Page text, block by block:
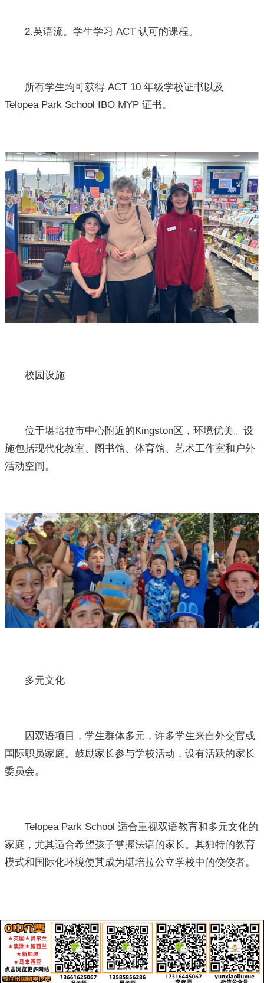
2.英语流。学生学习 ACT 认可的课程。
所有学生均可获得 ACT 10 年级学校证书以及
Telopea Park School IBO MYP 证书。
校园设施
位于堪培拉市中心附近的Kingston区，环境优美。设
施包括现代化教室、图书馆、体育馆、艺术工作室和户外
活动空间。
多元文化
因双语项目，学生群体多元，许多学生来自外交官或
国际职员家庭。鼓励家长参与学校活动，设有活跃的家长
委员会。
Telopea Park School 适合重视双语教育和多元文化的
家庭，尤其适合希望孩子掌握法语的家长。其独特的教育
模式和国际化环境使其成为堪培拉公立学校中的佼佼者。